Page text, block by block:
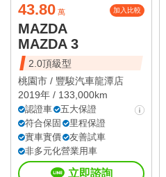
43.80 萬 加入比較
MAZDA
MAZDA 3
2.0頂級型
桃園市 / 豐駿汽車龍潭店
2019年 / 133,000km
認證車
五大保證
符合保固
里程保證
實車實價
友善試車
非多元化營業用車
立即諮詢